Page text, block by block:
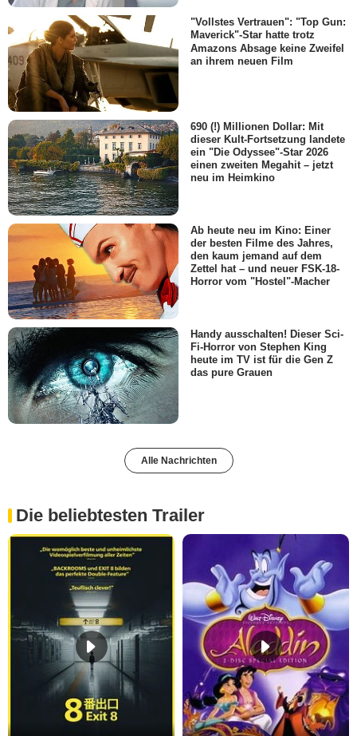
"Vollstes Vertrauen": "Top Gun:
Maverick"-Star hatte trotz
Amazons Absage keine Zweifel
an ihrem neuen Film
690 (!) Millionen Dollar: Mit
dieser Kult-Fortsetzung landete
ein "Die Odyssee"-Star 2026
einen zweiten Megahit – jetzt
neu im Heimkino
Ab heute neu im Kino: Einer
der besten Filme des Jahres,
den kaum jemand auf dem
Zettel hat – und neuer FSK-18-
Horror vom "Hostel"-Macher
Handy ausschalten! Dieser Sci-
Fi-Horror von Stephen King
heute im TV ist für die Gen Z
das pure Grauen
Alle Nachrichten
Die beliebtesten Trailer